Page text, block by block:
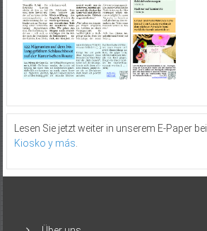
Lesen Sie jetzt weiter in unserem E-Paper bei
Kiosko y más